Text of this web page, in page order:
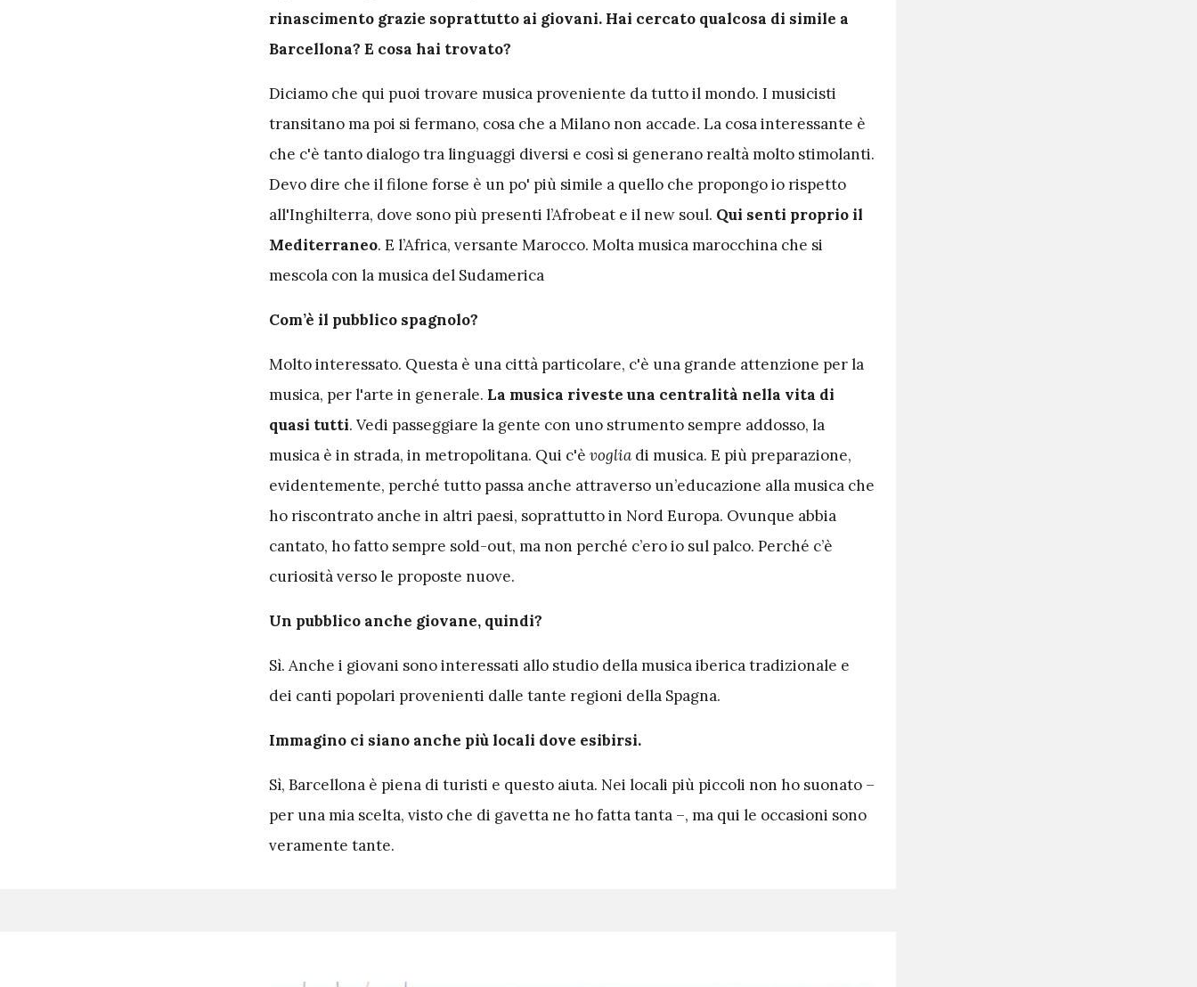
rinascimento grazie soprattutto ai giovani. Hai cercato qualcosa di simile a
Barcellona? E cosa hai trovato?
Diciamo che qui puoi trovare musica proveniente da tutto il mondo. I musicisti
transitano ma poi si fermano, cosa che a Milano non accade. La cosa interessante è
che c'è tanto dialogo tra linguaggi diversi e così si generano realtà molto stimolanti.
Devo dire che il filone forse è un po' più simile a quello che propongo io rispetto
all'Inghilterra, dove sono più presenti l’Afrobeat e il new soul. Qui senti proprio il
Mediterraneo. E l’Africa, versante Marocco. Molta musica marocchina che si
mescola con la musica del Sudamerica
Com’è il pubblico spagnolo?
Molto interessato. Questa è una città particolare, c'è una grande attenzione per la
musica, per l'arte in generale. La musica riveste una centralità nella vita di
quasi tutti. Vedi passeggiare la gente con uno strumento sempre addosso, la
musica è in strada, in metropolitana. Qui c'è voglia di musica. E più preparazione,
evidentemente, perché tutto passa anche attraverso un’educazione alla musica che
ho riscontrato anche in altri paesi, soprattutto in Nord Europa. Ovunque abbia
cantato, ho fatto sempre sold-out, ma non perché c’ero io sul palco. Perché c’è
curiosità verso le proposte nuove.
Un pubblico anche giovane, quindi?
Sì. Anche i giovani sono interessati allo studio della musica iberica tradizionale e
dei canti popolari provenienti dalle tante regioni della Spagna.
Immagino ci siano anche più locali dove esibirsi.
Sì, Barcellona è piena di turisti e questo aiuta. Nei locali più piccoli non ho suonato –
per una mia scelta, visto che di gavetta ne ho fatta tanta –, ma qui le occasioni sono
veramente tante.